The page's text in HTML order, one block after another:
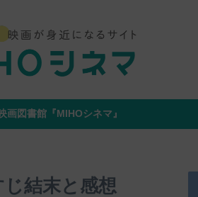
図書館『MIHOシネマ』
結末と感想